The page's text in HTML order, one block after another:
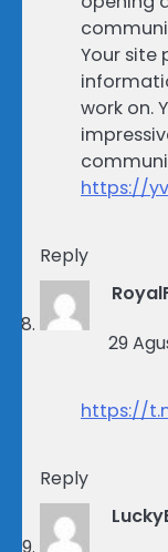
Your site
work on.
https://
Reply
29
https://
Reply